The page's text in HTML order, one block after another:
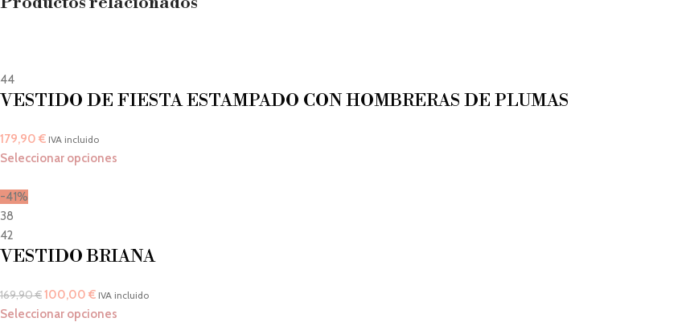
44
VESTIDO DE FIESTA ESTAMPADO CON HOMBRERAS DE PLUMAS
179,90 € IVA incluido
Seleccionar opciones
-41%
38
42
VESTIDO BRIANA
169,90€100,00 € IVA incluido
Seleccionar opciones